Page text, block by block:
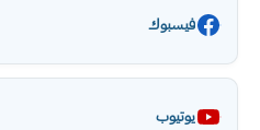
فيسبوك
يوتيوب